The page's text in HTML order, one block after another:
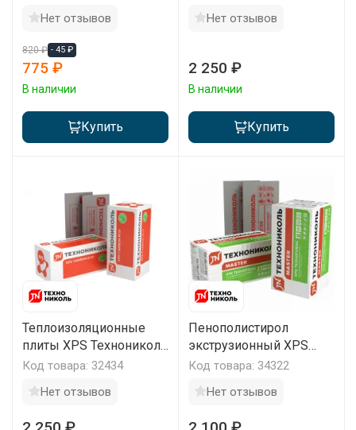
Нет отзывов
820 ₽ - 45 ₽
775 ₽
В наличии
Купить
(уп/8плит)
Нет отзывов
2 250 ₽
В наличии
Купить
Теплоизоляционные
плиты XPS Технониколь
Карбон ПРОФ
(уп/4плиты)
Код товара: 32434
Нет отзывов
Пенополистирол
экструзионный XPS
Техноплекс Мастер
(уп/4плиты)
Код товара: 34322
Нет отзывов